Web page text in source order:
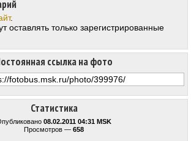
Статистика
08.02.2011 04:31 MSK
Просмотров — 658
ссылка на фото
.
оставлять только зарегистрированные